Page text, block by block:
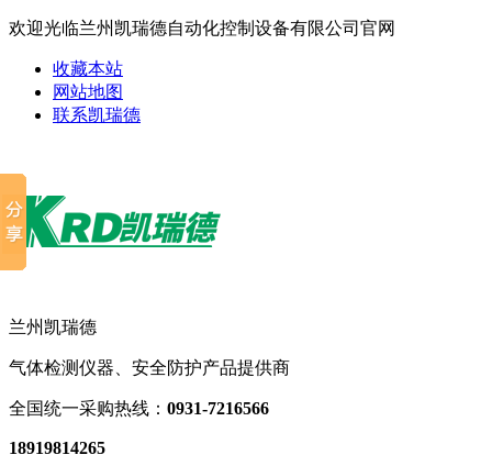
欢迎光临兰州凯瑞德自动化控制设备有限公司官网
收藏本站
网站地图
联系凯瑞德
兰州凯瑞德
气体检测仪器、安全防护产品提供商
全国统一采购热线： 0931-7216566
18919814265